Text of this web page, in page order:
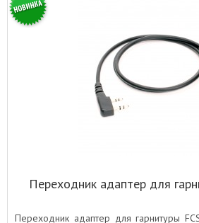
Переходник адаптер для
Переходник адаптер для гарнитуры